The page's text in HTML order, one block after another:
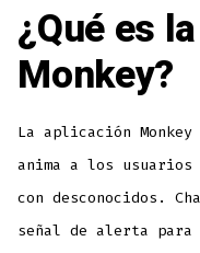
¿Qué es
Monkey?
La aplicación
anima a los usuarios
con desconocidos.
señal de alerta